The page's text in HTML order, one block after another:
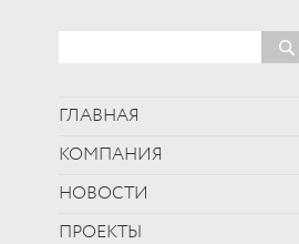
ГЛАВНАЯ
КОМПАНИЯ
НОВОСТИ
ПРОЕКТЫ